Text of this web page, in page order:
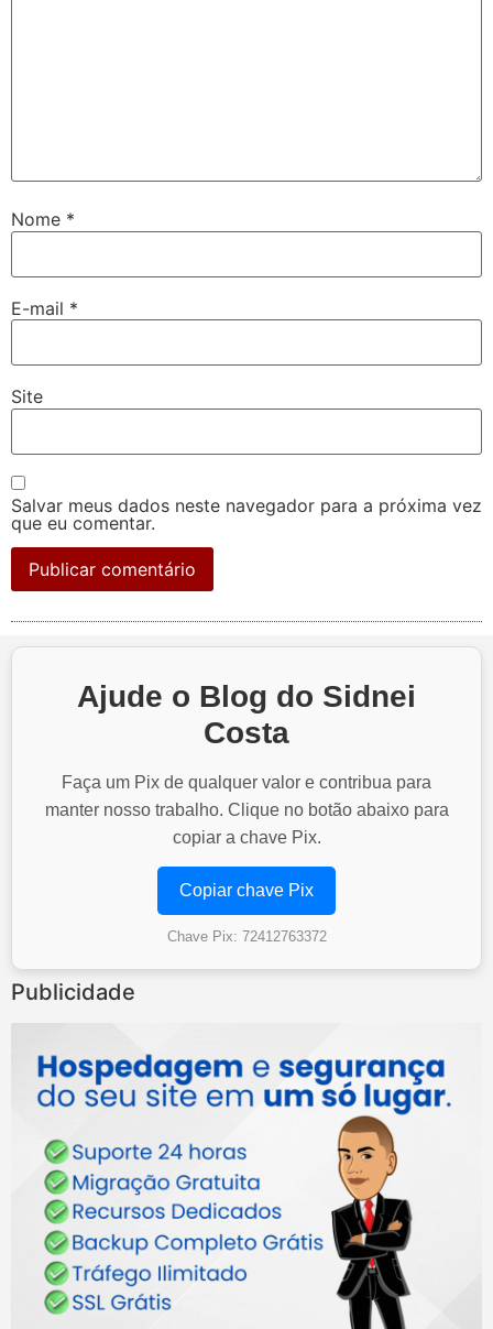
Nome *
E-mail *
Site
Salvar meus dados neste navegador para a próxima vez
que eu comentar.
Ajude o Blog do Sidnei
Costa
Faça um Pix de qualquer valor e contribua para
manter nosso trabalho. Clique no botão abaixo para
copiar a chave Pix.
Copiar chave Pix
Chave Pix: 72412763372
Publicidade